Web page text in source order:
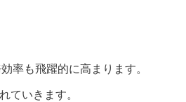
率も飛躍的に高まります。
ていきます。